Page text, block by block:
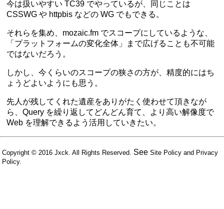
今は扱いやすい TC39 でやっているが、同じことは
CSSWG や httpbis などの WG でもできる。
それらを集め、mozaic.fm でスコープにしているような、
「プラットフォームの変化全体」まで広げることも不可能
ではないだろう。
しかし、今くらいのスコープの狭さの方が、精度的にはち
ょうどよいようにも思う。
先人が残してくれた遺産をありがたく使わせて頂きなが
ら、Query を繰り返してどんどん育て、より高い解像度で
Web を理解できるよう活用していきたい。
Copyright © 2016Jxck . All Rights Reserved. SeeSite Policy and Privacy
Policy.